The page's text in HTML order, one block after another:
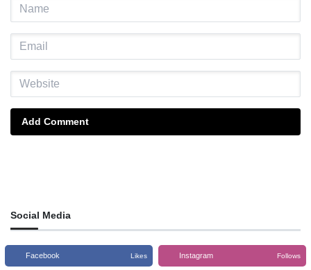
Add Comment
Social Media
Facebook Likes Instagram Follows